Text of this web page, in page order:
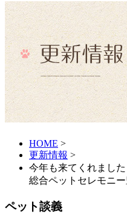
HOME >
更新情報 >
今年も来てくれました
総合ペットセレモニ
ペット談義